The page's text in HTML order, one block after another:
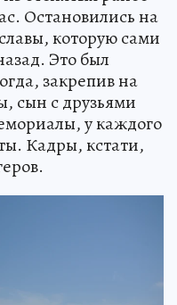
Остановились на
которую сами
Это был
закрепив на
сын с друзьями
у каждого
Кадры, кстати,